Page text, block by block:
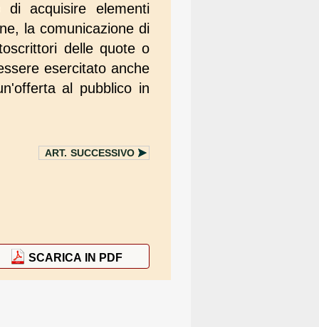
acquisire elementi
la comunicazione di
delle quote o
esercitato anche
al pubblico in
ART. SUCCESSIVO
SCARICA IN PDF